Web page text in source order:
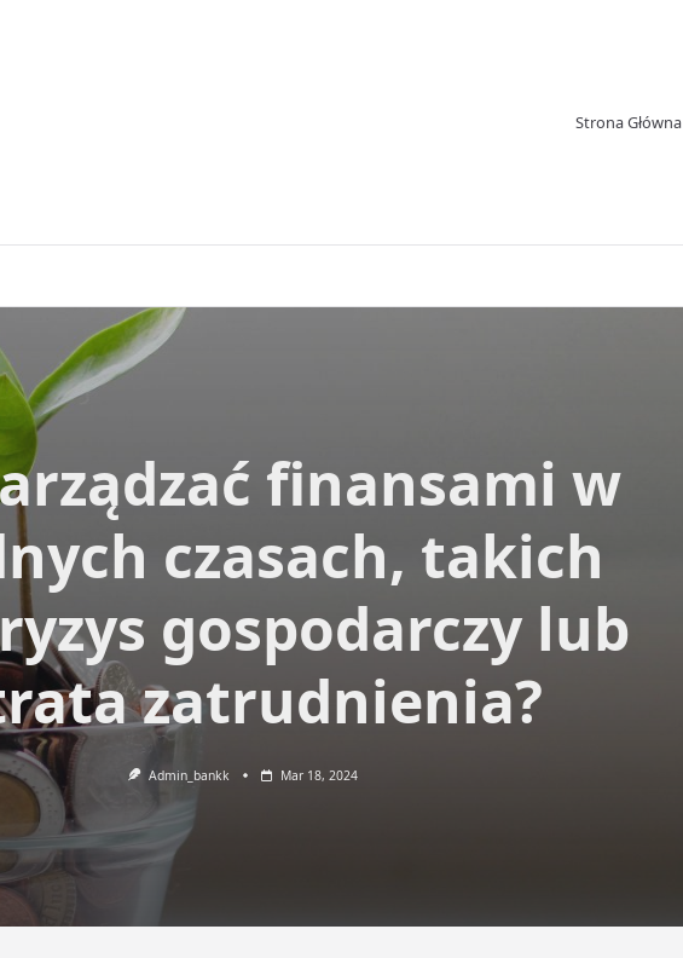
Strona Główna
finansami w
czasach, takich
gospodarczy lub
zatrudnienia?
Admin_bankk Mar 18, 2024